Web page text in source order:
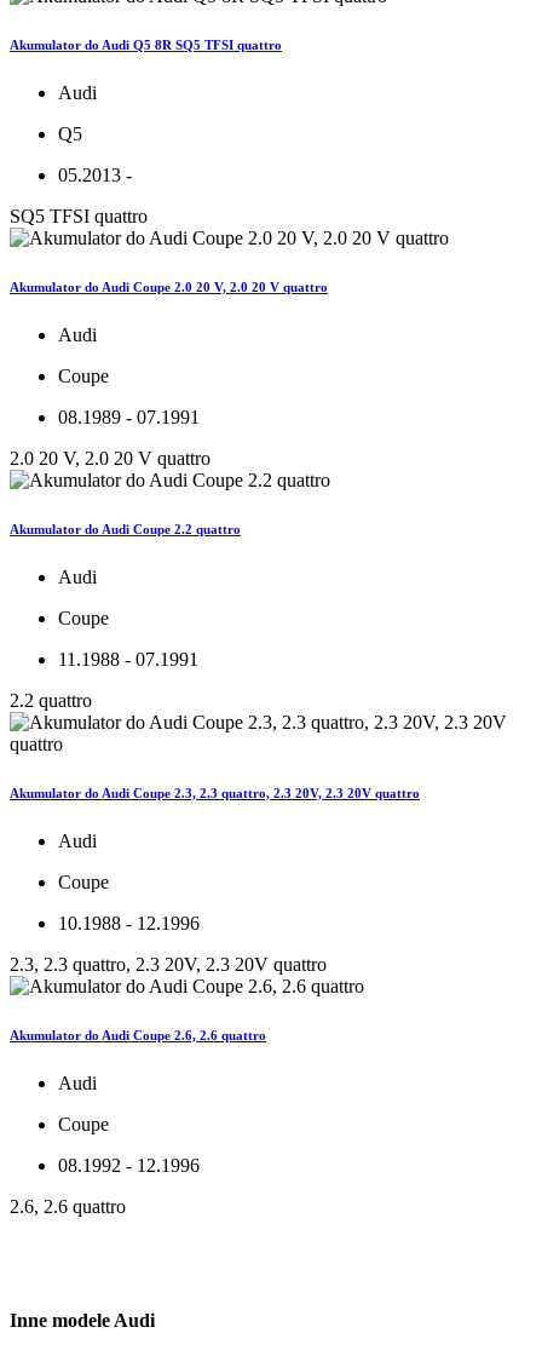
Akumulator do Audi Q5 8R SQ5 TFSI quattro
Audi
Q5
05.2013 -
SQ5 TFSI quattro
Akumulator do Audi Coupe 2.0 20 V, 2.0 20 V quattro
Audi
Coupe
08.1989 - 07.1991
2.0 20 V, 2.0 20 V quattro
Akumulator do Audi Coupe 2.2 quattro
Audi
Coupe
11.1988 - 07.1991
2.2 quattro
Akumulator do Audi Coupe 2.3, 2.3 quattro, 2.3 20V, 2.3 20V quattro
Audi
Coupe
10.1988 - 12.1996
2.3, 2.3 quattro, 2.3 20V, 2.3 20V quattro
Akumulator do Audi Coupe 2.6, 2.6 quattro
Audi
Coupe
08.1992 - 12.1996
2.6, 2.6 quattro
Inne modele Audi